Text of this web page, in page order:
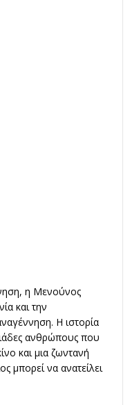
η Μενούνος
και την
Η ιστορία
ανθρώπους που
και μια ζωντανή
μπορεί να ανατείλει